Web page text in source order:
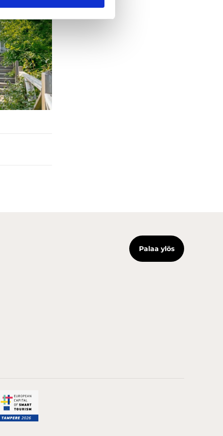
Palaa ylös